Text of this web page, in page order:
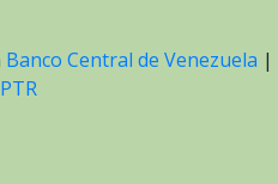
Banco Central de Venezuela |
PTR